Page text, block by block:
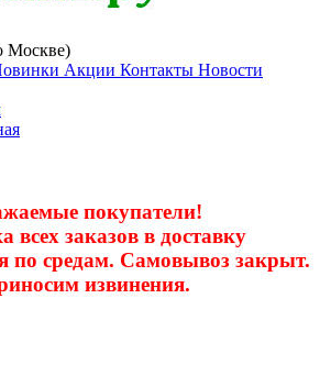
Москве)
Акции Контакты Новости
покупатели!
всех заказов в доставку
по средам. Самовывоз закрыт.
извинения.